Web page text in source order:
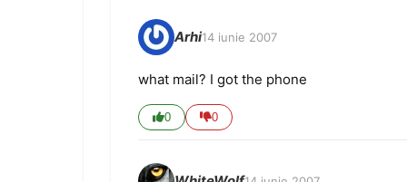
Arhi14 iunie 2007
what mail? I got the phone
0 0